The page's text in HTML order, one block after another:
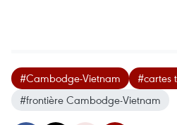
#Cambodge-Vietnam
#cartes
#frontière Cambodge-Vietnam